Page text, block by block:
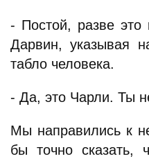
- Постой, разве
Дарвин, указывая
табло человека.
- Да, это Чарли. Ты
Мы направились к
бы точно сказать,